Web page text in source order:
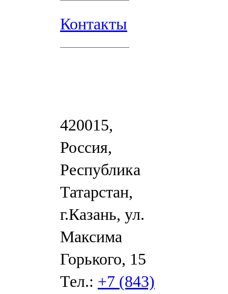
Контакты
420015,
Россия,
Республика
Татарстан,
г.Казань, ул.
Максима
Горького, 15
Тел.: +7 (843)